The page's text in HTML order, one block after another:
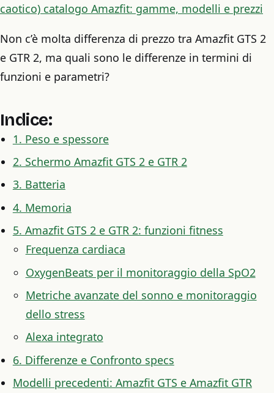
caotico) catalogo Amazfit: gamme, modelli e prezzi
Non c’è molta differenza di prezzo tra Amazfit GTS 2
e GTR 2, ma quali sono le differenze in termini di
funzioni e parametri?
Indice:
1. Peso e spessore
2. Schermo Amazfit GTS 2 e GTR 2
3. Batteria
4. Memoria
5. Amazfit GTS 2 e GTR 2: funzioni fitness
Frequenza cardiaca
OxygenBeats per il monitoraggio della SpO2
Metriche avanzate del sonno e monitoraggio
dello stress
Alexa integrato
6. Differenze e Confronto specs
Modelli precedenti: Amazfit GTS e Amazfit GTR